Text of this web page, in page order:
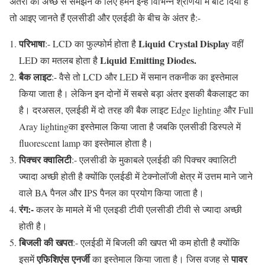
तो आइए जानते हैं एलसीडी और एलईडी के बीच के अंतर है:-
परिभाषा:- LCD का फुल्फोर्म होता हैLiquid Crystal Displayवहीं
LED का मतलब होता हैLiquid Emitting Diodes.
बैक लाइट:- वैसे तो LCD और LED में समान तकनीक का इस्तेमाल
किया जाता है। लेकिन इन दोनों में सबसे बड़ा अंतर इसकी बैकलाइट का
है। दरअसल, एलईडी में दो तरह की बैक लाइट Edge lighting और Full
Aray lightingका इस्तेमाल किया जाता है जबकि एलसीडी डिस्पले में
fluorescent lamp का इस्तेमाल होता है।
पिक्चर क्वालिटी:- एलसीडी के मुकाबले एलईडी की पिक्चर क्वालिटी
ज्यादा अच्छी होती है क्योंकि एलईडी में टेक्नोलॉजी क्षेत्र में उत्तम माने जाने
वाले BA पैनल और IPS पैनल का प्रयोग किया जाता है।
रंग:-कलर के मामले में भी एलइडी टीवी एलसीडी टीवी से ज्यादा अच्छी
होती है।
बिजली की खपत:- एलईडी में बिजली की खपत भी कम होती है क्योंकि
इसमेंएफिशिएंस एनर्जीका इस्तेमाल किया जाता है। जिस वजह सेपावर